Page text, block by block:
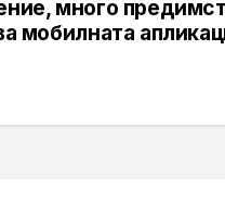
много
мобилната